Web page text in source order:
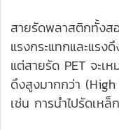
สายรัดพลาสติกทั้งส
แรงกระแทกและแรง
แต่สายรัด PET จะเ
ดึงสูงมากกว่า
เช่น การนำไปรัดเห